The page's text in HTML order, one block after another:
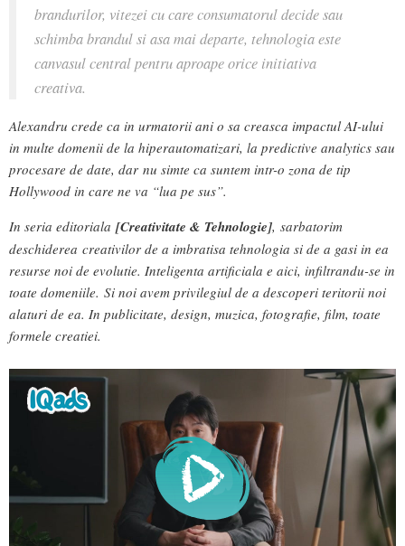
brandurilor, vitezei cu care consumatorul decide sau
schimba brandul si asa mai departe, tehnologia este
canvasul central pentru aproape orice initiativa
creativa.
Alexandru crede ca in urmatorii ani o sa creasca impactul AI-ului
in multe domenii de la hiperautomatizari, la predictive analytics sau
procesare de date, dar nu simte ca suntem intr-o zona de tip
Hollywood in care ne va “lua pe sus”.
In seria editoriala [Creativitate & Tehnologie], sarbatorim
deschiderea creativilor de a imbratisa tehnologia si de a gasi in ea
resurse noi de evolutie. Inteligenta artificiala e aici, infiltrandu-se in
toate domeniile. Si noi avem privilegiul de a descoperi teritorii noi
alaturi de ea. In publicitate, design, muzica, fotografie, film, toate
formele creatiei.